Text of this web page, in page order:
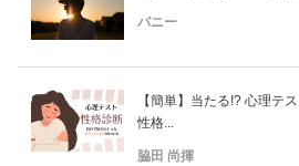
バニー
【簡単】当たる!? 心理テ
性格...
脇田 尚揮